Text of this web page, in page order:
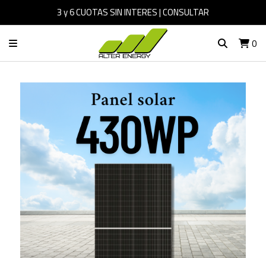
3 y 6 CUOTAS SIN INTERES | CONSULTAR
0